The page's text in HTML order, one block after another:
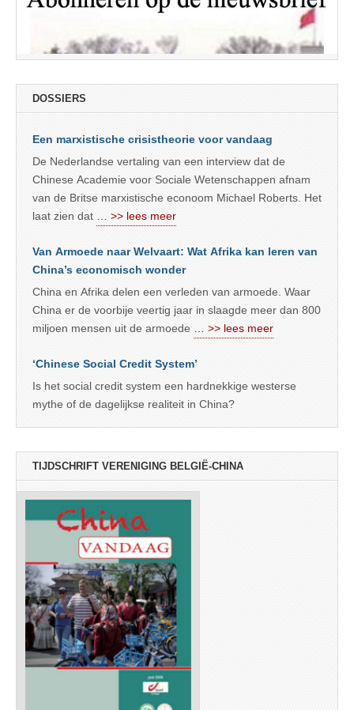
DOSSIERS
Een marxistische crisistheorie voor vandaag
De Nederlandse vertaling van een interview dat de
Chinese Academie voor Sociale Wetenschappen afnam
van de Britse marxistische econoom Michael Roberts. Het
laat zien dat
… >> lees meer
Van Armoede naar Welvaart: Wat Afrika kan leren van
China’s economisch wonder
China en Afrika delen een verleden van armoede. Waar
China er de voorbije veertig jaar in slaagde meer dan 800
miljoen mensen uit de armoede
… >> lees meer
‘Chinese Social Credit System’
Is het social credit system een hardnekkige westerse
mythe of de dagelijkse realiteit in China?
TIJDSCHRIFT VERENIGING BELGIË-CHINA